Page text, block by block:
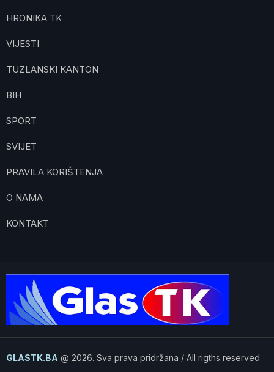
HRONIKA TK
VIJESTI
TUZLANSKI KANTON
BIH
SPORT
SVIJET
PRAVILA KORIŠTENJA
O NAMA
KONTAKT
GLASTK.BA @ 2026. Sva prava pridržana / All rigths reserved